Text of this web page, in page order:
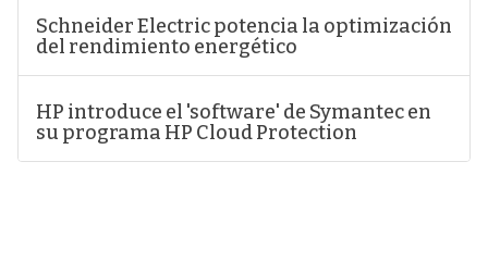
Schneider Electric potencia la optimización
del rendimiento energético
HP introduce el 'software' de Symantec en
su programa HP Cloud Protection